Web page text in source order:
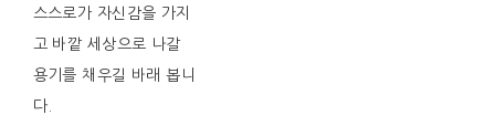
스스로가 자신감을 가지
고 바깥 세상으로 나갈
용기를 채우길 바래 봅니
다.